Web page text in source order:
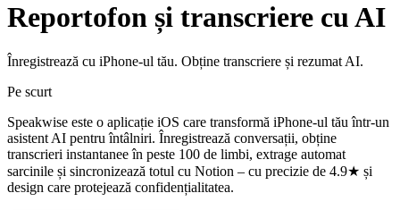
Reportofon și transcriere cu AI
Înregistrează cu iPhone-ul tău. Obține transcriere și rezumat AI.
Pe scurt
Speakwise este o aplicație iOS care transformă iPhone-ul tău într-un
asistent AI pentru întâlniri. Înregistrează conversații, obține
transcrieri instantanee în peste 100 de limbi, extrage automat
sarcinile și sincronizează totul cu Notion – cu precizie de 4.9★ și
design care protejează confidențialitatea.